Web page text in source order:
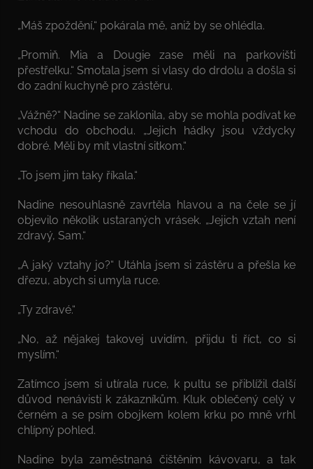
„Máš zpoždění,“ pokárala mě, aniž by se ohlédla.
„Promiň. Mia a Dougie zase měli na parkovišti
přestřelku.“ Smotala jsem si vlasy do drdolu a došla si
do zadní kuchyně pro zástěru.
„Vážně?“ Nadine se zaklonila, aby se mohla podívat ke
vchodu do obchodu. „Jejich hádky jsou vždycky
dobré. Měli by mít vlastní sitkom.“
„To jsem jim taky říkala.“
Nadine nesouhlasně zavrtěla hlavou a na čele se jí
objevilo několik ustaraných vrásek. „Jejich vztah není
zdravý, Sam.“
„A jaký vztahy jo?“ Utáhla jsem si zástěru a přešla ke
dřezu, abych si umyla ruce.
„Ty zdravé.“
„No, až nějakej takovej uvidím, přijdu ti říct, co si
myslím.“
Zatímco jsem si utírala ruce, k pultu se přiblížil další
důvod nenávisti k zákazníkům. Kluk oblečený celý v
černém a se psím obojkem kolem krku po mně vrhl
chlípný pohled.
Nadine byla zaměstnaná čištěním kávovaru, a tak